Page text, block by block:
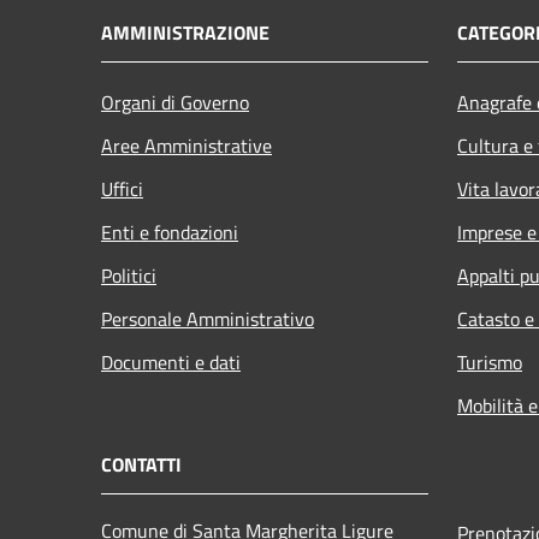
AMMINISTRAZIONE
Organi di Governo
Aree Amministrative
Uffici
Enti e fondazioni
Politici
Personale Amministrativo
Documenti e dati
Cultura
Vita
Imprese
Appalti
Catasto
Turismo
Mobilità
CONTATTI
Comune di Santa Margherita Ligure